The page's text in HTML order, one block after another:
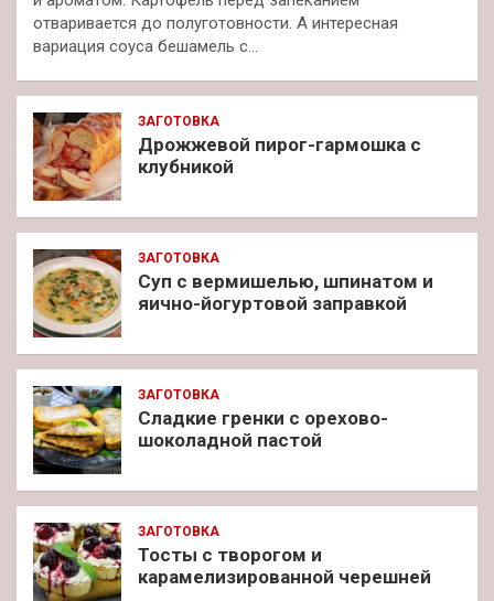
отваривается до полуготовности. А интересная
вариация соуса бешамель с…
ЗАГОТОВКА
Дрожжевой пирог-гармошка с
клубникой
ЗАГОТОВКА
Суп с вермишелью, шпинатом и
яично-йогуртовой заправкой
ЗАГОТОВКА
Сладкие гренки с орехово-
шоколадной пастой
ЗАГОТОВКА
Тосты с творогом и
карамелизированной черешней